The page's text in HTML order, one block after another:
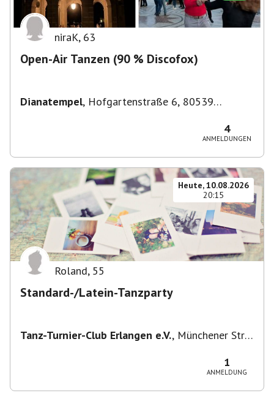
niraK, 63
Open-Air Tanzen (90 % Discofox)
Dianatempel, Hofgartenstraße 6, 80539
4
ANMELDUNGEN
Heute, 10.08.2026
20:15
Roland, 55
Standard-/Latein-Tanzparty
Tanz-Turnier-Club Erlangen e.V., Münchener Str.
1
ANMELDUNG